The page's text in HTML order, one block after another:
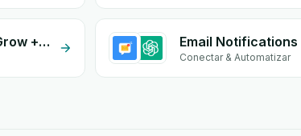
Email Notifications by eGrow + Odoo Invoices
Conectar & Automatizar